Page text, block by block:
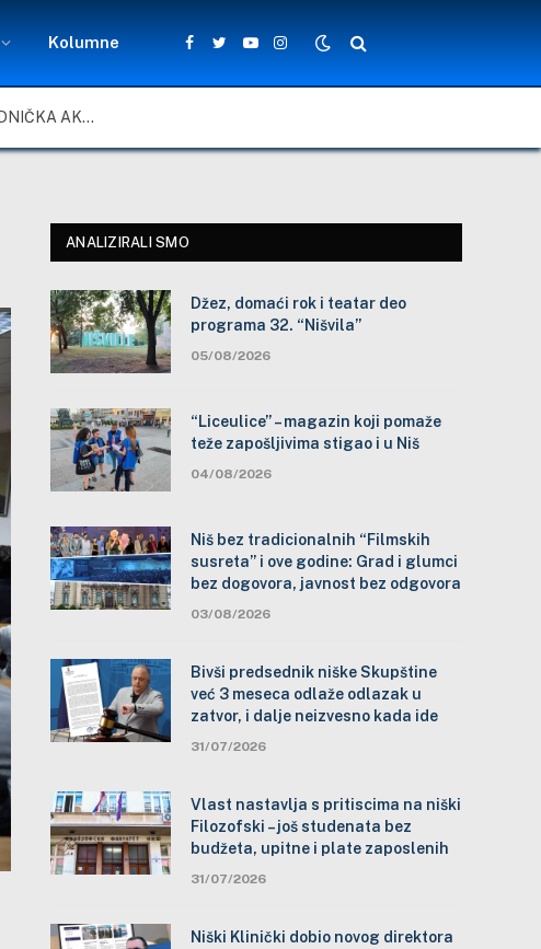
Kolumne
Facebook
TwitterYouTubeInstagram
ZA LEPŠE I BEZBEDNIJE ŠKOLSKO DVORIŠTE: ZAJEDNIČKA AKCIJA MEŠTANA, NASTAVNIKA I ĐAKA U SELU VLASE KOD VRANJA
ANALIZIRALI SMO
Džez, domaći rok i teatar deo
programa 32. “Nišvila”
05/08/2026
“Liceulice” – magazin koji pomaže
teže zapošljivima stigao i u Niš
04/08/2026
Niš bez tradicionalnih “Filmskih
susreta” i ove godine: Grad i glumci
bez dogovora, javnost bez odgovora
03/08/2026
Bivši predsednik niške Skupštine
već 3 meseca odlaže odlazak u
zatvor, i dalje neizvesno kada ide
31/07/2026
Vlast nastavlja s pritiscima na niški
Filozofski – još studenata bez
budžeta, upitne i plate zaposlenih
31/07/2026
Niški Klinički dobio novog direktora